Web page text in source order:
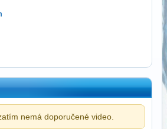
nemá doporučené video.